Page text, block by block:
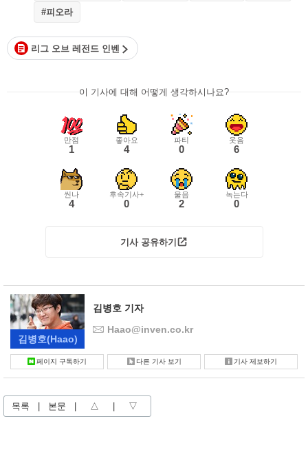
#피오라
리그 오브 레전드 인벤
이 기사에 대해 어떻게 생각하시나요?
만점
1
좋아요
4
파티
0
웃음
6
씬나
4
후속기사+
0
울음
2
녹는다
0
기사 공유하기
김병호(Haao)
김병호 기자
Haao@inven.co.kr
페이지 구독하기 다른 기사 보기 기사 제보하기
목록 본문 △ ▽